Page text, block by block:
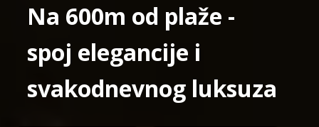
Na 600m od plaže -
spoj elegancije i
svakodnevnog luksuza